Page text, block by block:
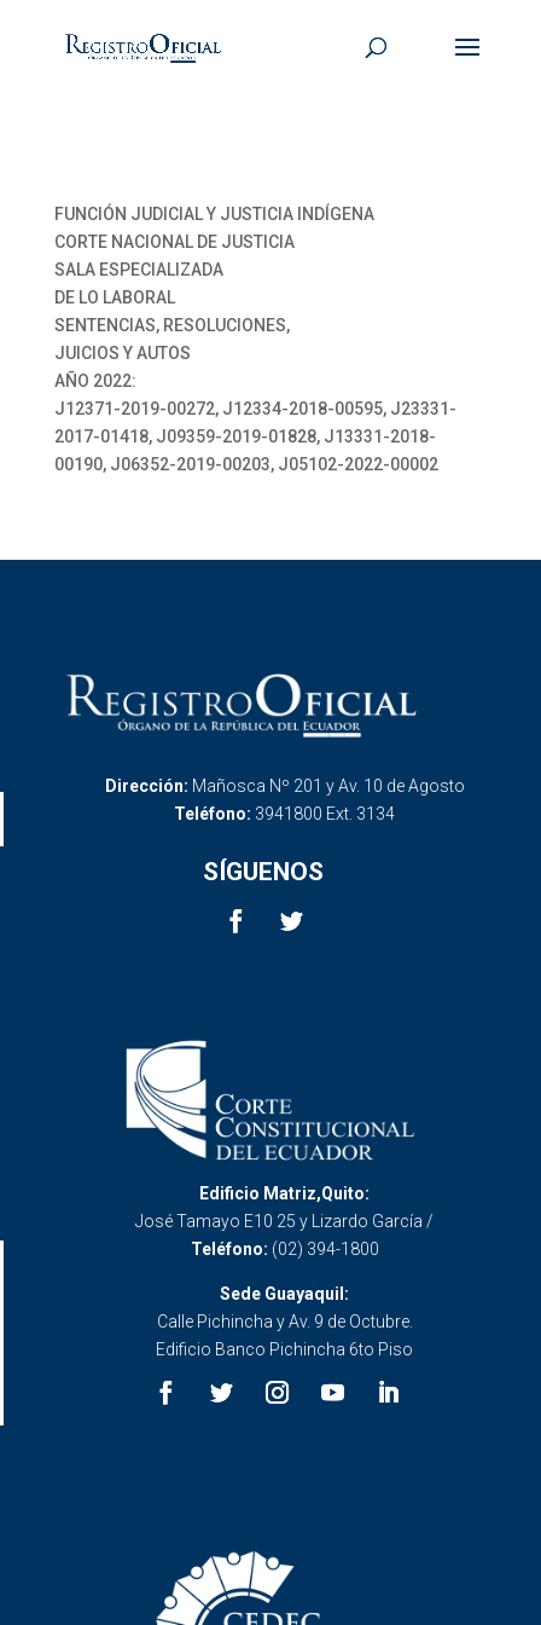
FUNCIÓN JUDICIAL Y JUSTICIA INDÍGENA
CORTE NACIONAL DE JUSTICIA
SALA ESPECIALIZADA
DE LO LABORAL
SENTENCIAS, RESOLUCIONES,
JUICIOS Y AUTOS
AÑO 2022:
J12371-2019-00272, J12334-2018-00595, J23331-
2017-01418, J09359-2019-01828, J13331-2018-
00190, J06352-2019-00203, J05102-2022-00002
Dirección: Mañosca Nº 201 y Av. 10 de Agosto
Teléfono: 3941800 Ext. 3134
SÍGUENOS
Edificio Matriz,Quito:
José Tamayo E10 25 y Lizardo García /
Teléfono: (02) 394-1800
Sede Guayaquil:
Calle Pichincha y Av. 9 de Octubre.
Edificio Banco Pichincha 6to Piso